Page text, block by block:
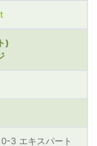
)
3 エキスパート